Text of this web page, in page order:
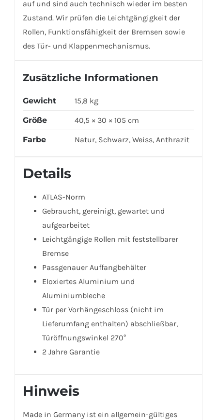
auf und sind auch technisch wieder im besten
Zustand. Wir prüfen die Leichtgängigkeit der
Rollen, Funktionsfähigkeit der Bremsen sowie
des Tür- und Klappenmechanismus.
Zusätzliche Informationen
Gewicht 15,8 kg
Größe 40,5 × 30 × 105 cm
Farbe Natur, Schwarz, Weiss, Anthrazit
Details
ATLAS-Norm
Gebraucht, gereinigt, gewartet und
aufgearbeitet
Leichtgängige Rollen mit feststellbarer
Bremse
Passgenauer Auffangbehälter
Eloxiertes Aluminium und
Aluminiumbleche
Tür per Vorhängeschloss (nicht im
Lieferumfang enthalten) abschließbar,
Türöffnungswinkel 270°
2 Jahre Garantie
Hinweis
Made in Germany ist ein allgemein-gültiges